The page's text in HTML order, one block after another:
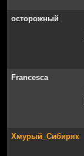
осторожный
Francesca
Хмурый_Сибиряк